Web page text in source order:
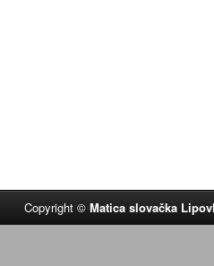
Copyright ©Matica slovačka